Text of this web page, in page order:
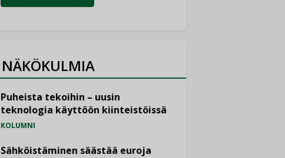
NÄKÖKULMIA
Puheista tekoihin – uusin
teknologia käyttöön kiinteistöissä
KOLUMNI
Sähköistäminen säästää euroja